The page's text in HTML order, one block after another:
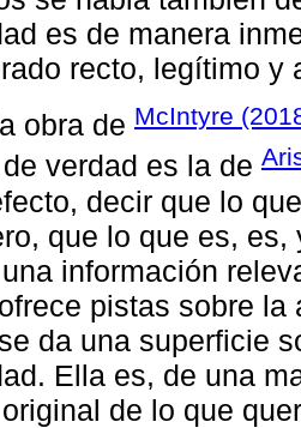
es de manera
recto, legítimo y
obra de McIntyre
verdad es la de
decir que lo
que lo que es, es,
información
pistas sobre
da una superficie
Ella es, de una
de lo que